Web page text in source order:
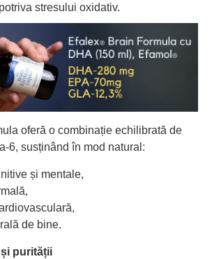
stresului oxidativ.
oferă o combinație echilibrată de
6, susținând în mod natural:
și mentale,
de bine.
purității